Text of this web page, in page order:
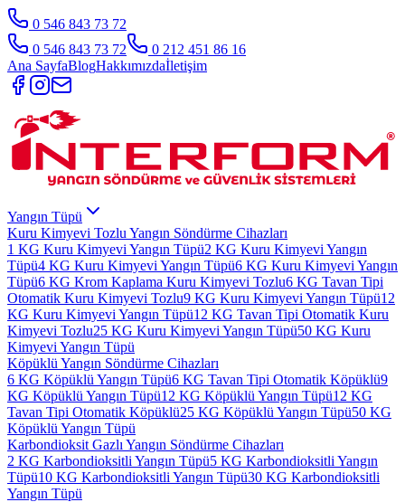
0 546 843 73 72
0 546 843 73 72
0 212 451 86 16
Ana SayfaBlogHakkımızdaİletişim
Yangın Tüpü
Kuru Kimyevi Tozlu Yangın Söndürme Cihazları
1 KG Kuru Kimyevi Yangın Tüpü2 KG Kuru Kimyevi Yangın
Tüpü4 KG Kuru Kimyevi Yangın Tüpü6 KG Kuru Kimyevi Yangın
Tüpü6 KG Krom Kaplama Kuru Kimyevi Tozlu6 KG Tavan Tipi
Otomatik Kuru Kimyevi Tozlu9 KG Kuru Kimyevi Yangın Tüpü12
KG Kuru Kimyevi Yangın Tüpü12 KG Tavan Tipi Otomatik Kuru
Kimyevi Tozlu25 KG Kuru Kimyevi Yangın Tüpü50 KG Kuru
Kimyevi Yangın Tüpü
Köpüklü Yangın Söndürme Cihazları
6 KG Köpüklü Yangın Tüpü6 KG Tavan Tipi Otomatik Köpüklü9
KG Köpüklü Yangın Tüpü12 KG Köpüklü Yangın Tüpü12 KG
Tavan Tipi Otomatik Köpüklü25 KG Köpüklü Yangın Tüpü50 KG
Köpüklü Yangın Tüpü
Karbondioksit Gazlı Yangın Söndürme Cihazları
2 KG Karbondioksitli Yangın Tüpü5 KG Karbondioksitli Yangın
Tüpü10 KG Karbondioksitli Yangın Tüpü30 KG Karbondioksitli
Yangın Tüpü